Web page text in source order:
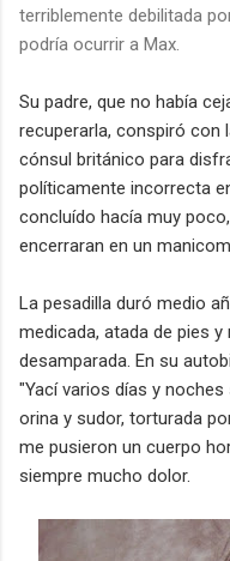
terriblemente debilitada
podría ocurrir a Max.
Su padre, que no había
recuperarla, conspiró con
cónsul británico para
políticamente incorrecta
concluído hacía muy poco,
encerraran en un
La pesadilla duró medio
medicada, atada de pies
desamparada. En su
"Yací varios días y
orina y sudor, torturada
me pusieron un cuerpo
siempre mucho dolor.